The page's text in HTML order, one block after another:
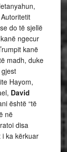
do të sjellë
ngecur
kanë
madh, duke
Hayom,
David
është “të
në
disa
i ka kërkuar